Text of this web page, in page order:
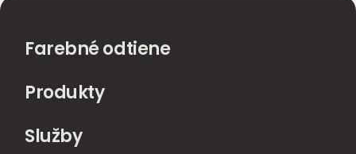
Farebné odtiene
Produkty
Služby